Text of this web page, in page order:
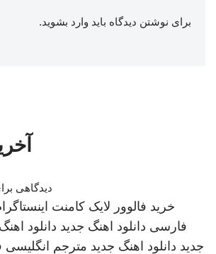
برای نوشتن دیدگاه باید وارد بشوید.
دیدگاهی
خرید فالوور لایک کامنت
فارسی دانلود اهنگ جدید دانلود
جدید دانلود اهنگ جدید مترجم